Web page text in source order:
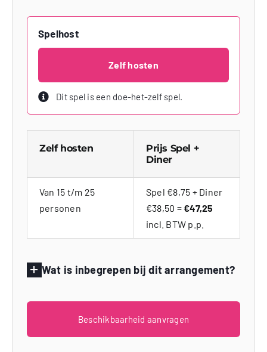
Spelhost
Zelf hosten
Dit spel is een doe-het-zelf spel.
Zelf hosten
Prijs Spel +
Diner
Van 15 t/m 25
personen
Spel €8,75 + Diner
€38,50 =€47,25
incl. BTW p.p.
Wat is inbegrepen bij dit arrangement?
Beschikbaarheid aanvragen